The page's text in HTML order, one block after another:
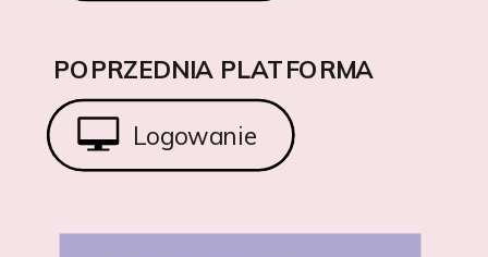
Logowanie
POPRZEDNIA PLATFORMA